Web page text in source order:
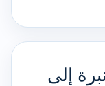
إلى